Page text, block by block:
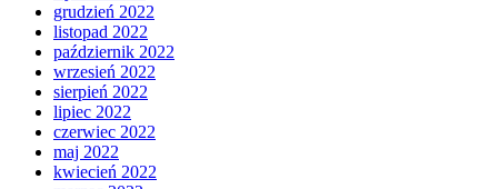
grudzień 2022
listopad 2022
październik 2022
wrzesień 2022
sierpień 2022
lipiec 2022
czerwiec 2022
maj 2022
kwiecień 2022